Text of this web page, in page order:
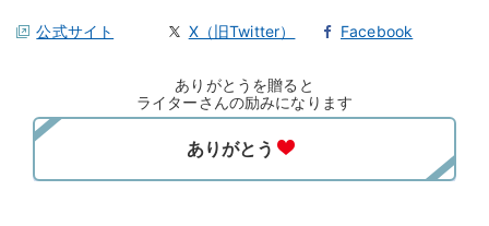
公式サイト X（旧Twitter） Facebook
ありがとうを贈ると
ライターさんの励みになります